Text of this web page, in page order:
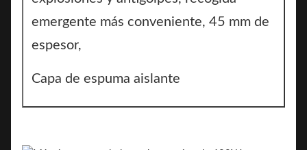
emergente más conveniente, 45 mm de
espesor,
Capa de espuma aislante